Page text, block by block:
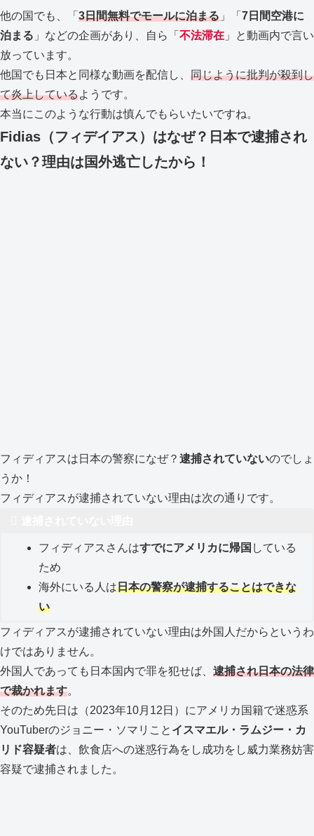
他の国でも、「 3日間無料でモールに泊まる 」「 7日間空港に
泊まる 」などの企画があり、自ら「 不法滞在 」と動画内で言い
放っています。
他国でも日本と同様な動画を配信し、 同じように批判が殺到し
て炎上しているようです。
本当にこのような行動は慎んでもらいたいですね。
Fidias（フィデイアス）はなぜ？日本で逮捕され
ない？理由は国外逃亡したから！
フィディアスは日本の警察になぜ？ 逮捕されていないのでしょ
うか！
フィディアスが逮捕されていない理由は次の通りです。
フィディアスさんはすでにアメリカに帰国 している
ため
海外にいる人は日本の警察が逮捕することはできな
い
フィディアスが逮捕されていない理由は外国人だからというわ
けではありません。
外国人であっても日本国内で罪を犯せば、 逮捕され日本の法律
で裁かれます。
そのため先日は（2023年10月12日）にアメリカ国籍で迷惑系
YouTuberのジョニー・ソマリこと イスマエル・ラムジー・カ
リド容疑者は、飲食店への迷惑行為をし成功をし威力業務妨害
容疑で逮捕されました。